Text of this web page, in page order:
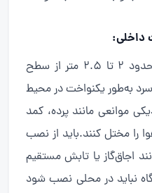
داخلی:
یونیت داخلی باید در ارتفاعی حدود 2 تا 2.5 متر از سطح
به‌طور یکنواخت در محیط
موانعی مانند پرده، کمد
را مختل کنند.باید از نصب
اجاق‌گاز یا تابش مستقیم
نباید در محلی نصب شود